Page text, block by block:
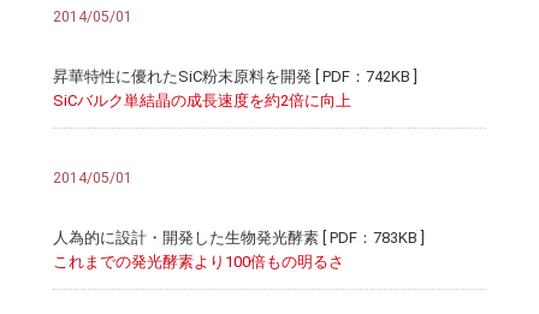
2014/05/01
昇華特性に優れたSiC粉末原料を開発 [ PDF：742KB ]
SiCバルク単結晶の成長速度を約2倍に向上
2014/05/01
人為的に設計・開発した生物発光酵素 [ PDF：783KB ]
これまでの発光酵素より100倍もの明るさ